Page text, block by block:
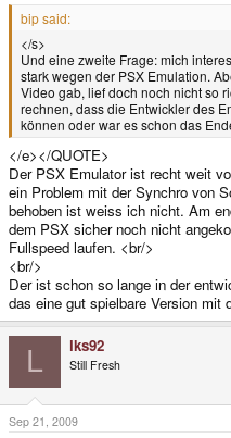
bip said:
</s>
Und eine zweite Frage: mich
stark wegen der PSX Emulation.
Video gab, lief doch noch nicht so
rechnen, dass die Entwickler des
können oder war es schon das
</e></QUOTE>
Der PSX Emulator ist recht weit
ein Problem mit der Synchro von
behoben ist weiss ich nicht. Am
dem PSX sicher noch nicht
Fullspeed laufen. <br/>
<br/>
Der ist schon so lange in der
das eine gut spielbare Version mit
L lks92
Still Fresh
Sep 21, 2009